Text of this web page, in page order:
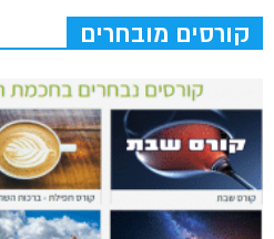
קורסים מובחרים